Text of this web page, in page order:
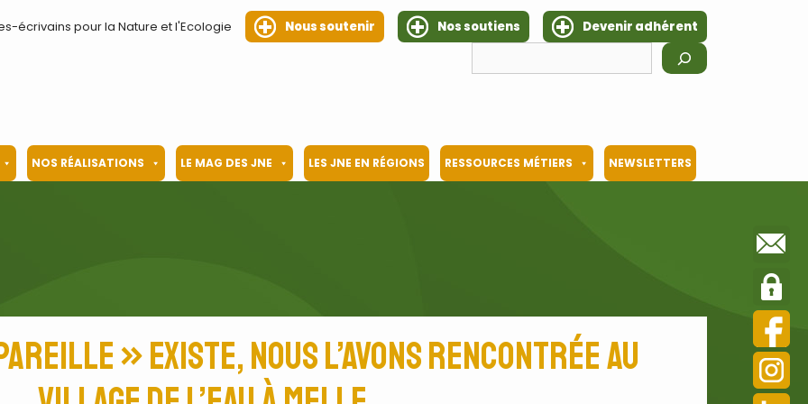
écrivains pour la Nature et l'Ecologie Nous soutenir Nos soutiens
Devenir adhérent
NOS RÉALISATIONS LE MAG DES JNE LES JNE EN RÉGIONS RESSOURCES MÉTIERS NEWSLETTERS
» existe, nous l’avons rencontrée au